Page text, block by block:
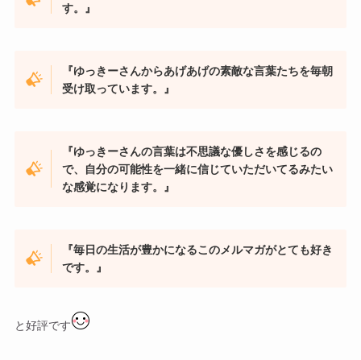
す。』
『ゆっきーさんからあげあげの素敵な言葉たちを毎朝
受け取っています。』
『ゆっきーさんの言葉は不思議な優しさを感じるの
で、自分の可能性を一緒に信じていただいてるみたい
な感覚になります。』
『毎日の生活が豊かになるこのメルマガがとても好き
です。』
と好評です